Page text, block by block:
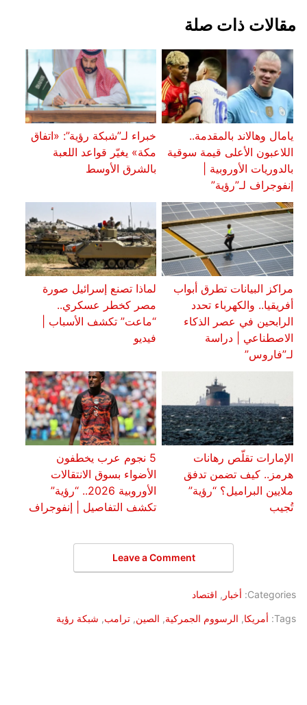
مقالات ذات صلة
يامال وهالاند بالمقدمة..
اللاعبون الأعلى قيمة سوقية
بالدوريات الأوروبية |
إنفوجراف لـ”رؤية”
خبراء لـ”شبكة رؤية”: «اتفاق
مكة» يغيّر قواعد اللعبة
بالشرق الأوسط
مراكز البيانات تطرق أبواب
أفريقيا.. والكهرباء تحدد
الرابحين في عصر الذكاء
الاصطناعي | دراسة
لـ”فاروس”
لماذا تصنع إسرائيل صورة
مصر كخطر عسكري..
“ماعت” تكشف الأسباب |
فيديو
الإمارات تقلّص رهانات
هرمز.. كيف تضمن تدفق
ملايين البراميل؟ “رؤية”
تُجيب
5 نجوم عرب يخطفون
الأضواء بسوق الانتقالات
الأوروبية 2026.. “رؤية”
تكشف التفاصيل | إنفوجراف
Leave a Comment
Categories: أخبار , اقتصاد
Tags: أمريكا, الرسووم الجمركية, الصين, ترامب, شبكة رؤية